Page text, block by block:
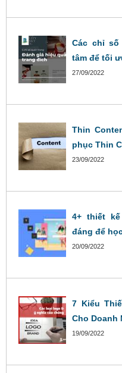
Các chỉ số
tâm để tối
27/09/2022
Thin
phục Thin
23/09/2022
4+ thiết
đáng để
20/09/2022
7 Kiểu
Cho Doanh
19/09/2022